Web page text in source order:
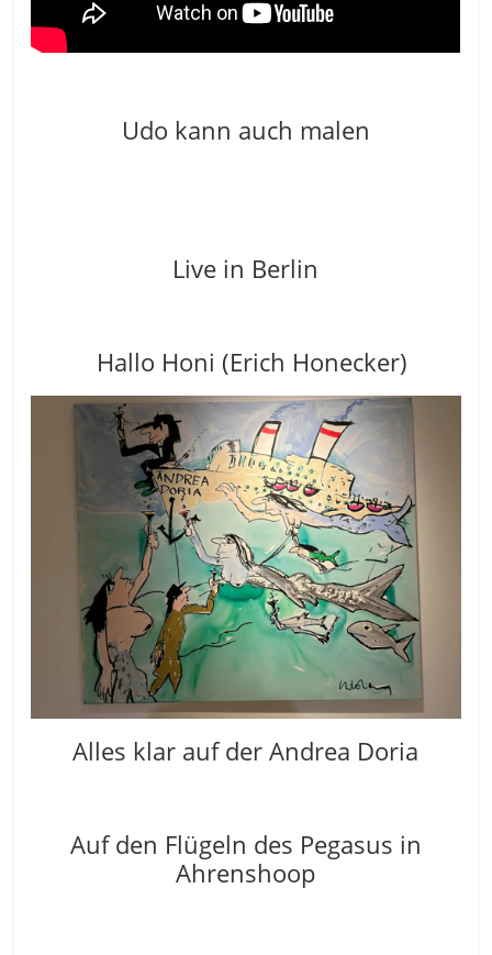
Udo kann auch malen
Live in Berlin
Hallo Honi (Erich Honecker)
Alles klar auf der Andrea Doria
Auf den Flügeln des Pegasus in
Ahrenshoop